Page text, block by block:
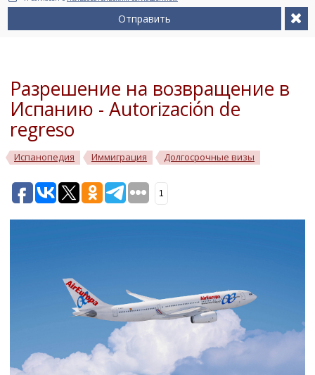
Бизнес
Документы
Отправить
Разрешение на возвращение в
Испанию - Autorización de
regreso
Испанопедия Иммиграция Долгосрочные визы
1